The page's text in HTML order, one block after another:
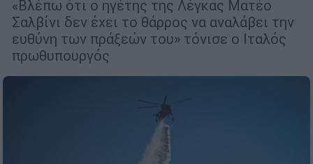
«Βλέπω ότι ο ηγέτης της Λέγκας Ματέο
Σαλβίνι δεν έχει το θάρρος να αναλάβει την
ευθύνη των πράξεών του» τόνισε ο Ιταλός
πρωθυπουργός